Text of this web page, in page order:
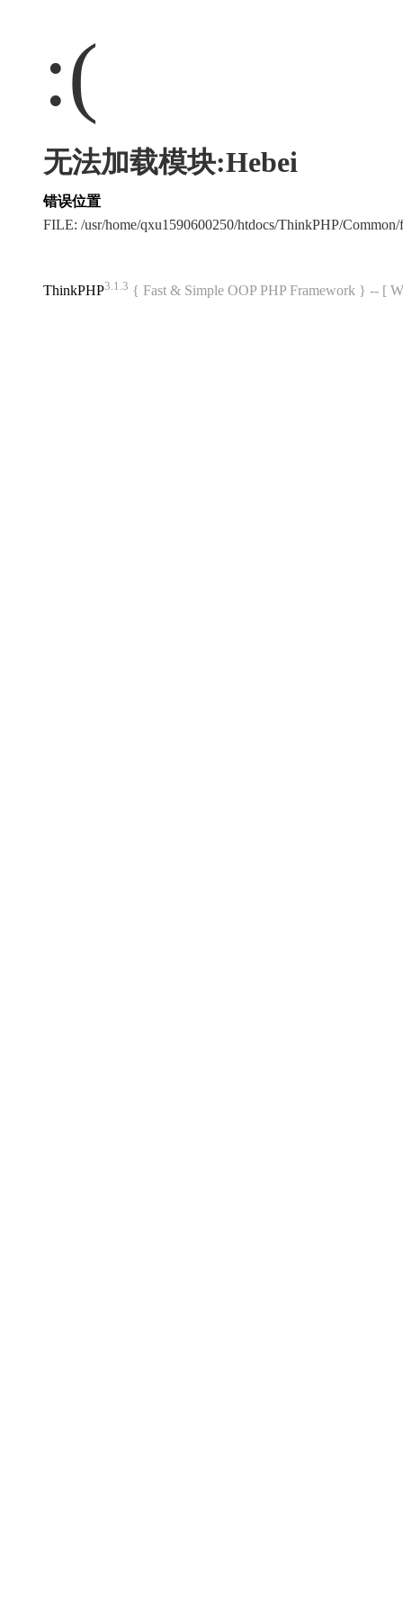
:(
无法加载模块:Hebei
错误位置
FILE: /usr/home/qxu1590600250/htdocs/ThinkPHP/
ThinkPHP3.1.3 { Fast & Simple OOP PHP Framework } -- [